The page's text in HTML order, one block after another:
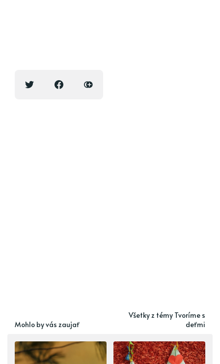
Mohlo by vás zaujať
Všetky z témy Tvoríme s
deťmi